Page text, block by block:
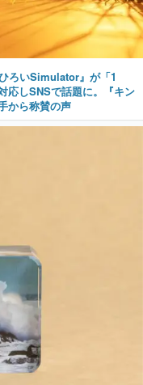
ろいSimulator』が「1
応しSNSで話題に。『キン
から称賛の声